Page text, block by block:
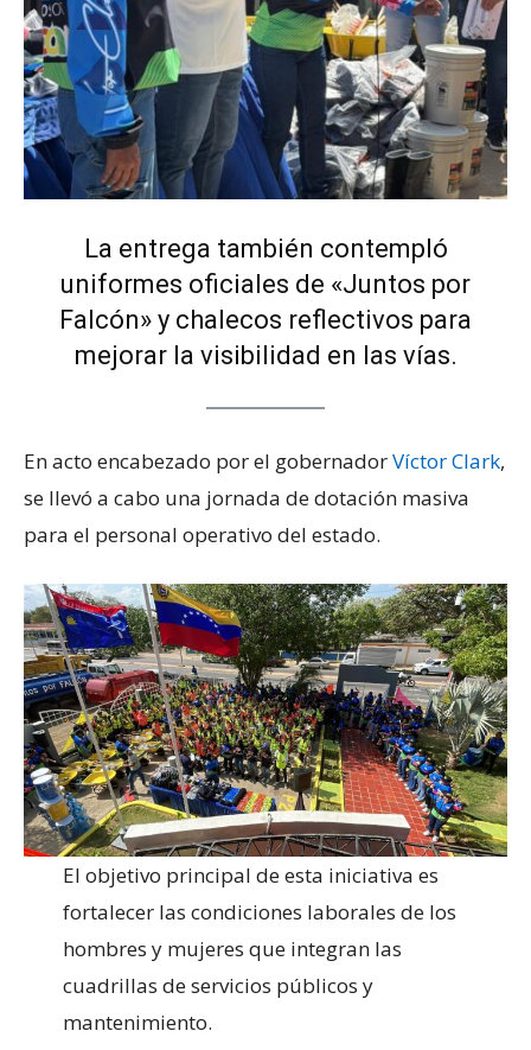
La entrega también contempló
uniformes oficiales de «Juntos por
Falcón» y chalecos reflectivos para
mejorar la visibilidad en las vías.
En acto encabezado por el gobernadorVíctor Clark,
se llevó a cabo una jornada de dotación masiva
para el personal operativo del estado.
El objetivo principal de esta iniciativa es
fortalecer las condiciones laborales de los
hombres y mujeres que integran las
cuadrillas de servicios públicos y
mantenimiento.